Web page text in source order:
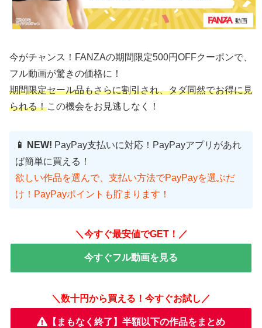
今がチャンス！FANZAの期間限定500円OFFクーポンで、
フル動画が驚きの価格に！
期間限定セール品もさらに割引され、タダ同然でお得に見
られる！この機会をお見逃しなく！
📱 NEW! PayPay支払いに対応！PayPayアプリがあれ
ば簡単に買える！
欲しい作品を選んで、支払い方法でPayPayを選ぶだ
け！PayPayポイントも貯まります！
＼今すぐ最安値でGET！／
今すぐフル動画を見る
＼数十円から買える！今すぐお試し／
【まもなく終了】半額以下の作品をまとめ